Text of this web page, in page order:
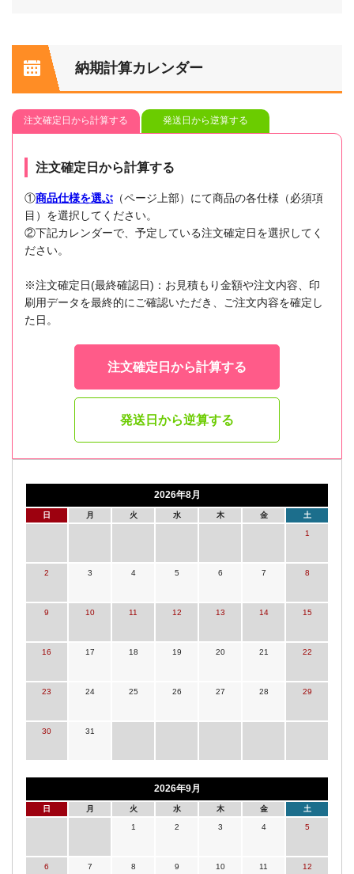
納期計算カレンダー
注文確定日から計算する 発送日から逆算する
注文確定日から計算する
①商品仕様を選ぶ （ページ上部）にて商品の各仕様（必須項
目）を選択してください。
②下記カレンダーで、予定している注文確定日を選択してく
ださい。
※注文確定日(最終確認日)：お見積もり金額や注文内容、印
刷用データを最終的にご確認いただき、ご注文内容を確定し
た日。
注文確定日から計算する
発送日から逆算する
2026年8月
日 月 火 水 木 金 土
1
2 3 4 5 6 7 8
9 10 11 12 13 14 15
16 17 18 19 20 21 22
23 24 25 26 27 28 29
30 31
2026年9月
日 月 火 水 木 金 土
1 2 3 4 5
6 7 8 9 10 11 12